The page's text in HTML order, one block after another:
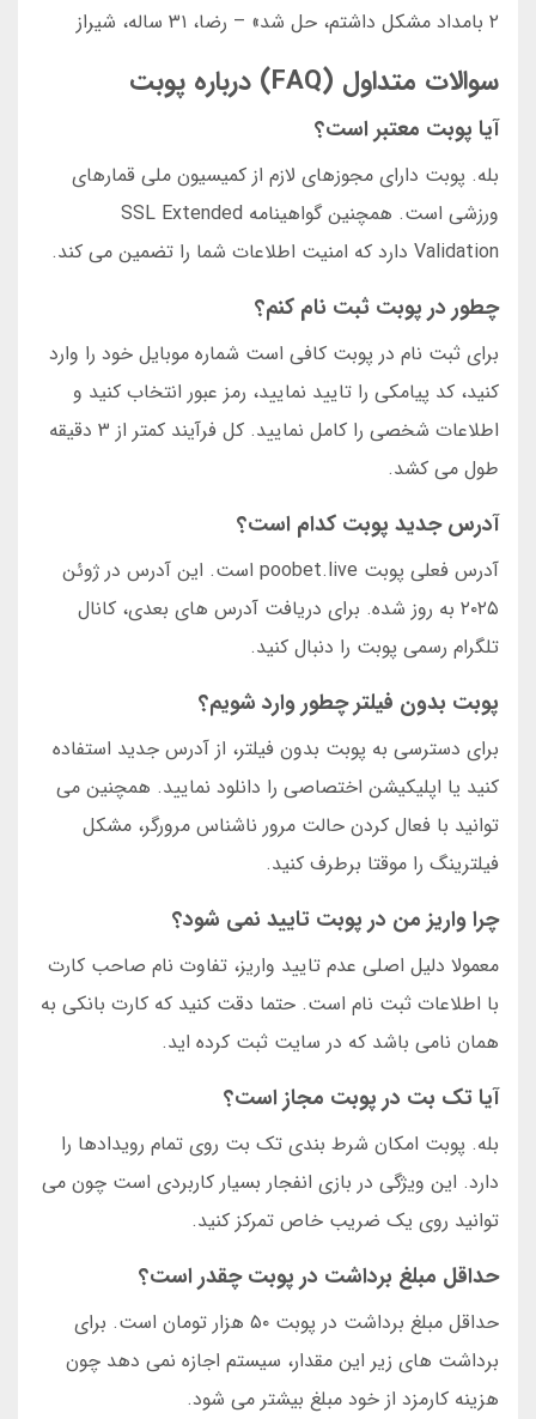
۲ بامداد مشکل داشتم، حل شد» – رضا، ۳۱ ساله، شیراز
سوالات متداول (FAQ) درباره پوبت
آیا پوبت معتبر است؟
بله. پوبت دارای مجوزهای لازم از کمیسیون ملی قمارهای
ورزشی است. همچنین گواهینامه SSL Extended
Validation دارد که امنیت اطلاعات شما را تضمین می کند.
چطور در پوبت ثبت نام کنم؟
برای ثبت نام در پوبت کافی است شماره موبایل خود را وارد
کنید، کد پیامکی را تایید نمایید، رمز عبور انتخاب کنید و
اطلاعات شخصی را کامل نمایید. کل فرآیند کمتر از ۳ دقیقه
طول می کشد.
آدرس جدید پوبت کدام است؟
آدرس فعلی پوبت poobet.live است. این آدرس در ژوئن
۲۰۲۵ به روز شده. برای دریافت آدرس های بعدی، کانال
تلگرام رسمی پوبت را دنبال کنید.
پوبت بدون فیلتر چطور وارد شویم؟
برای دسترسی به پوبت بدون فیلتر، از آدرس جدید استفاده
کنید یا اپلیکیشن اختصاصی را دانلود نمایید. همچنین می
توانید با فعال کردن حالت مرور ناشناس مرورگر، مشکل
فیلترینگ را موقتا برطرف کنید.
چرا واریز من در پوبت تایید نمی شود؟
معمولا دلیل اصلی عدم تایید واریز، تفاوت نام صاحب کارت
با اطلاعات ثبت نام است. حتما دقت کنید که کارت بانکی به
همان نامی باشد که در سایت ثبت کرده اید.
آیا تک بت در پوبت مجاز است؟
بله. پوبت امکان شرط بندی تک بت روی تمام رویدادها را
دارد. این ویژگی در بازی انفجار بسیار کاربردی است چون می
توانید روی یک ضریب خاص تمرکز کنید.
حداقل مبلغ برداشت در پوبت چقدر است؟
حداقل مبلغ برداشت در پوبت ۵۰ هزار تومان است. برای
برداشت های زیر این مقدار، سیستم اجازه نمی دهد چون
هزینه کارمزد از خود مبلغ بیشتر می شود.